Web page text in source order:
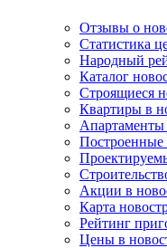
Отзывы о
Статистика
Народный
Каталог
Строящиеся
Квартиры в
Построенные
Акции в
Карта
Рейтинг
Цены в